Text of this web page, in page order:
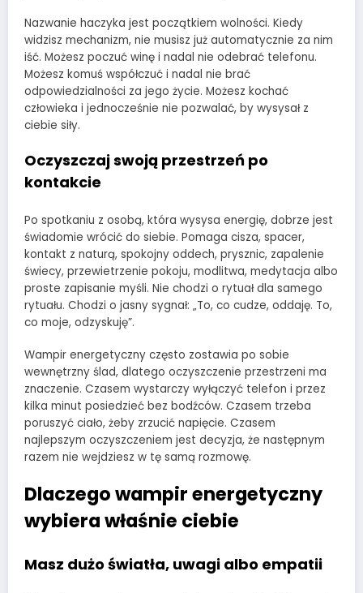
Nazwanie haczyka jest początkiem wolności. Kiedy
widzisz mechanizm, nie musisz już automatycznie za nim
iść. Możesz poczuć winę i nadal nie odebrać telefonu.
Możesz komuś współczuć i nadal nie brać
odpowiedzialności za jego życie. Możesz kochać
człowieka i jednocześnie nie pozwalać, by wysysał z
ciebie siły.
Oczyszczaj swoją przestrzeń po
kontakcie
Po spotkaniu z osobą, która wysysa energię, dobrze jest
świadomie wrócić do siebie. Pomaga cisza, spacer,
kontakt z naturą, spokojny oddech, prysznic, zapalenie
świecy, przewietrzenie pokoju, modlitwa, medytacja albo
proste zapisanie myśli. Nie chodzi o rytuał dla samego
rytuału. Chodzi o jasny sygnał: „To, co cudze, oddaję. To,
co moje, odzyskuję”.
Wampir energetyczny często zostawia po sobie
wewnętrzny ślad, dlatego oczyszczenie przestrzeni ma
znaczenie. Czasem wystarczy wyłączyć telefon i przez
kilka minut posiedzieć bez bodźców. Czasem trzeba
poruszyć ciało, żeby zrzucić napięcie. Czasem
najlepszym oczyszczeniem jest decyzja, że następnym
razem nie wejdziesz w tę samą rozmowę.
Dlaczego wampir energetyczny
wybiera właśnie ciebie
Masz dużo światła, uwagi albo empatii